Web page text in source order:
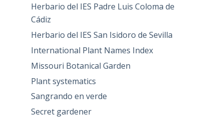
Herbario del IES Padre Luis Coloma de
Cádiz
Herbario del IES San Isidoro de Sevilla
International Plant Names Index
Missouri Botanical Garden
Plant systematics
Sangrando en verde
Secret gardener